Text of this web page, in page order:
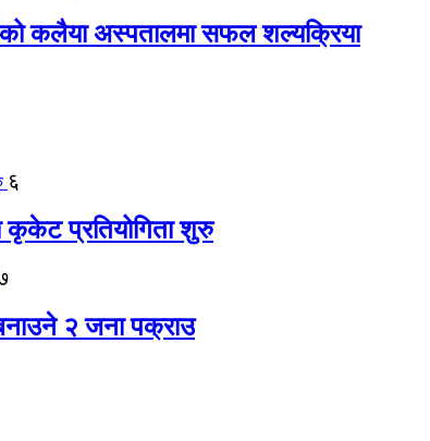
कलैया अस्पतालमा सफल शल्यक्रिया
६
कृकेट प्रतियोगिता शुरु
बनाउने २ जना पक्राउ